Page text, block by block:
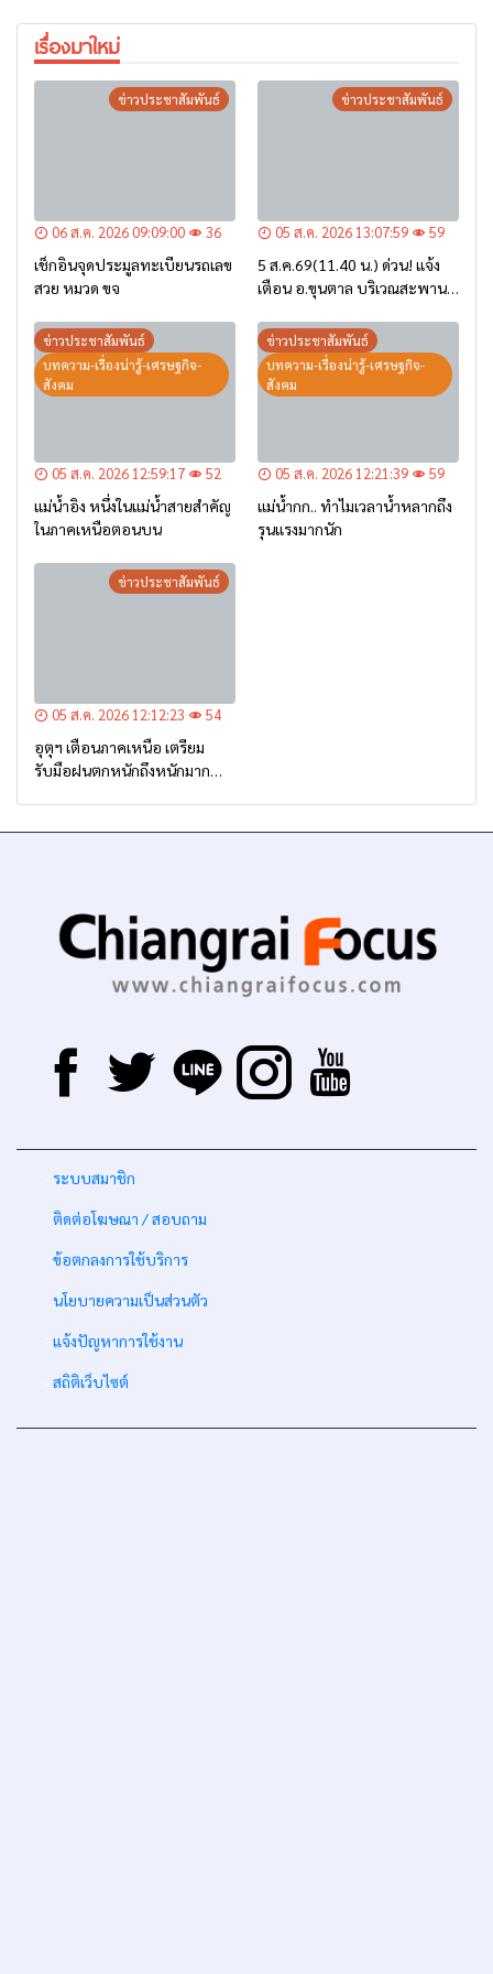
เรื่องมาใหม่
ข่าวประชาสัมพันธ์
06 ส.ค. 2026 09:09:00 36
เช็กอินจุดประมูลทะเบียนรถเลข
สวย หมวด ขจ
ข่าวประชาสัมพันธ์
05 ส.ค. 2026 13:07:59 59
5 ส.ค.69(11.40 น.) ด่วน! แจ้ง
เตือน อ.ขุนตาล บริเวณสะพาน
– เตรียมการอพยพ”
ข่าวประชาสัมพันธ์
บทความ-เรื่องน่ารู้-เศรษฐกิจ-
สังคม
05 ส.ค. 2026 12:59:17 52
แม่น้ำอิง หนึ่งในแม่น้ำสายสำคัญ
ในภาคเหนือตอนบน
ข่าวประชาสัมพันธ์
บทความ-เรื่องน่ารู้-เศรษฐกิจ-
สังคม
05 ส.ค. 2026 12:21:39 59
แม่น้ำกก.. ทำไมเวลาน้ำหลากถึง
รุนแรงมากนัก
ข่าวประชาสัมพันธ์
05 ส.ค. 2026 12:12:23 54
อุตุฯ เตือนภาคเหนือ เตรียม
รับมือฝนตกหนักถึงหนักมาก
ระบบสมาชิก
ติดต่อโฆษณา / สอบถาม
ข้อตกลงการใช้บริการ
นโยบายความเป็นส่วนตัว
แจ้งปัญหาการใช้งาน
สถิติเว็บไซต์